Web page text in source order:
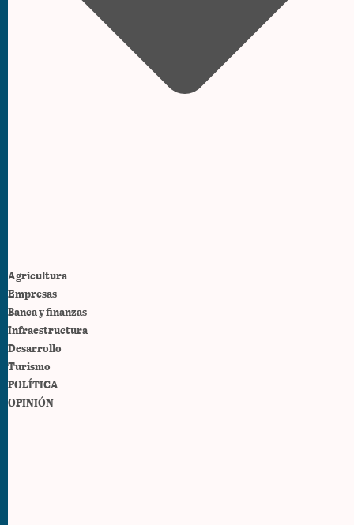
Agricultura
Empresas
Banca y finanzas
Infraestructura
Desarrollo
Turismo
POLÍTICA
OPINIÓN